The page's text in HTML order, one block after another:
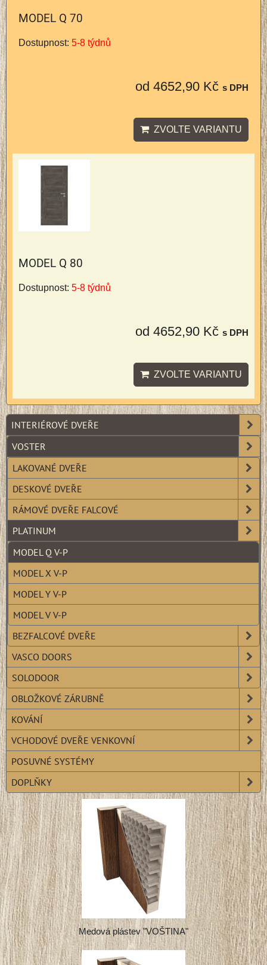
MODEL Q 70
Dostupnost: 5-8 týdnů
od 4652,90 Kč s DPH
ZVOLTE VARIANTU
MODEL Q 80
Dostupnost: 5-8 týdnů
od 4652,90 Kč s DPH
ZVOLTE VARIANTU
INTERIÉROVÉ DVEŘE
VOSTER
LAKOVANÉ DVEŘE
DESKOVÉ DVEŘE
RÁMOVÉ DVEŘE FALCOVÉ
PLATINUM
MODEL Q V-P
MODEL X V-P
MODEL Y V-P
MODEL V V-P
BEZFALCOVÉ DVEŘE
VASCO DOORS
SOLODOOR
OBLOŽKOVÉ ZÁRUBNĚ
KOVÁNÍ
VCHODOVÉ DVEŘE VENKOVNÍ
POSUVNÉ SYSTÉMY
DOPLŇKY
Medová plástev "VOŠTINA"